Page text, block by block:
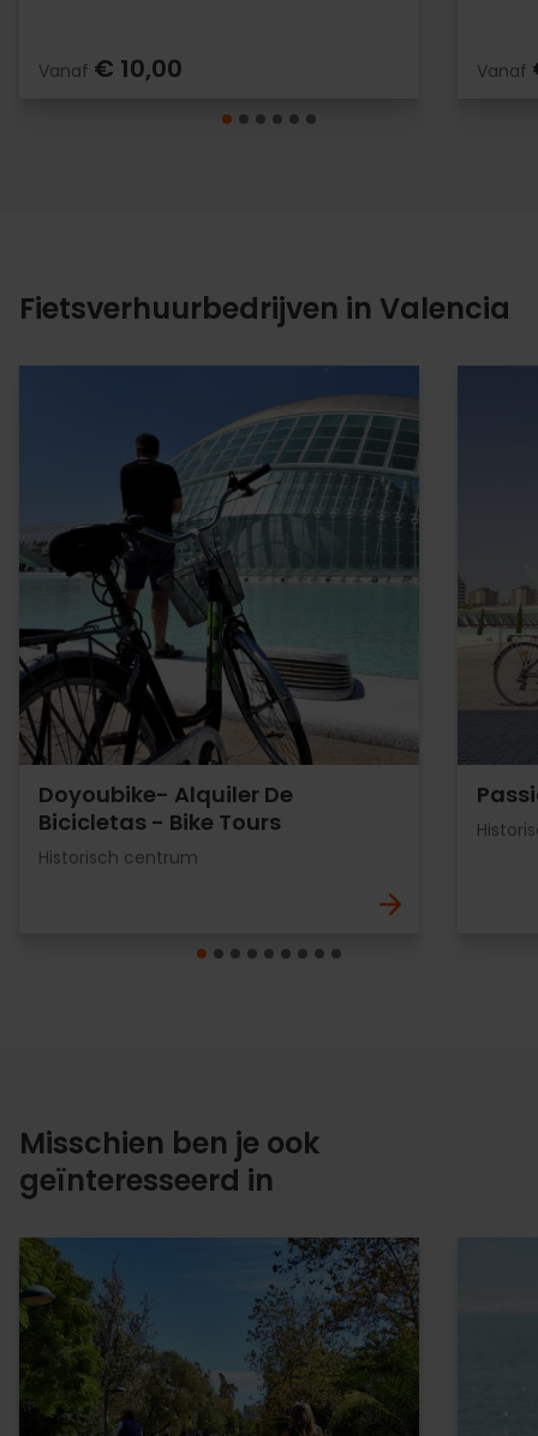
Vanaf € 10,00 Vanaf
Fietsverhuurbedrijven in Valencia
Doyoubike- Alquiler De
Bicicletas - Bike Tours
Historisch centrum
Misschien ben je ook
geïnteresseerd in